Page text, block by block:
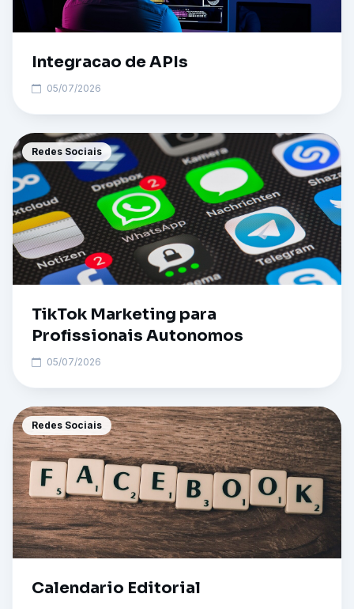
Integracao de APIs
05/07/2026
Redes Sociais
TikTok Marketing para
Profissionais Autonomos
05/07/2026
Redes Sociais
Calendario Editorial